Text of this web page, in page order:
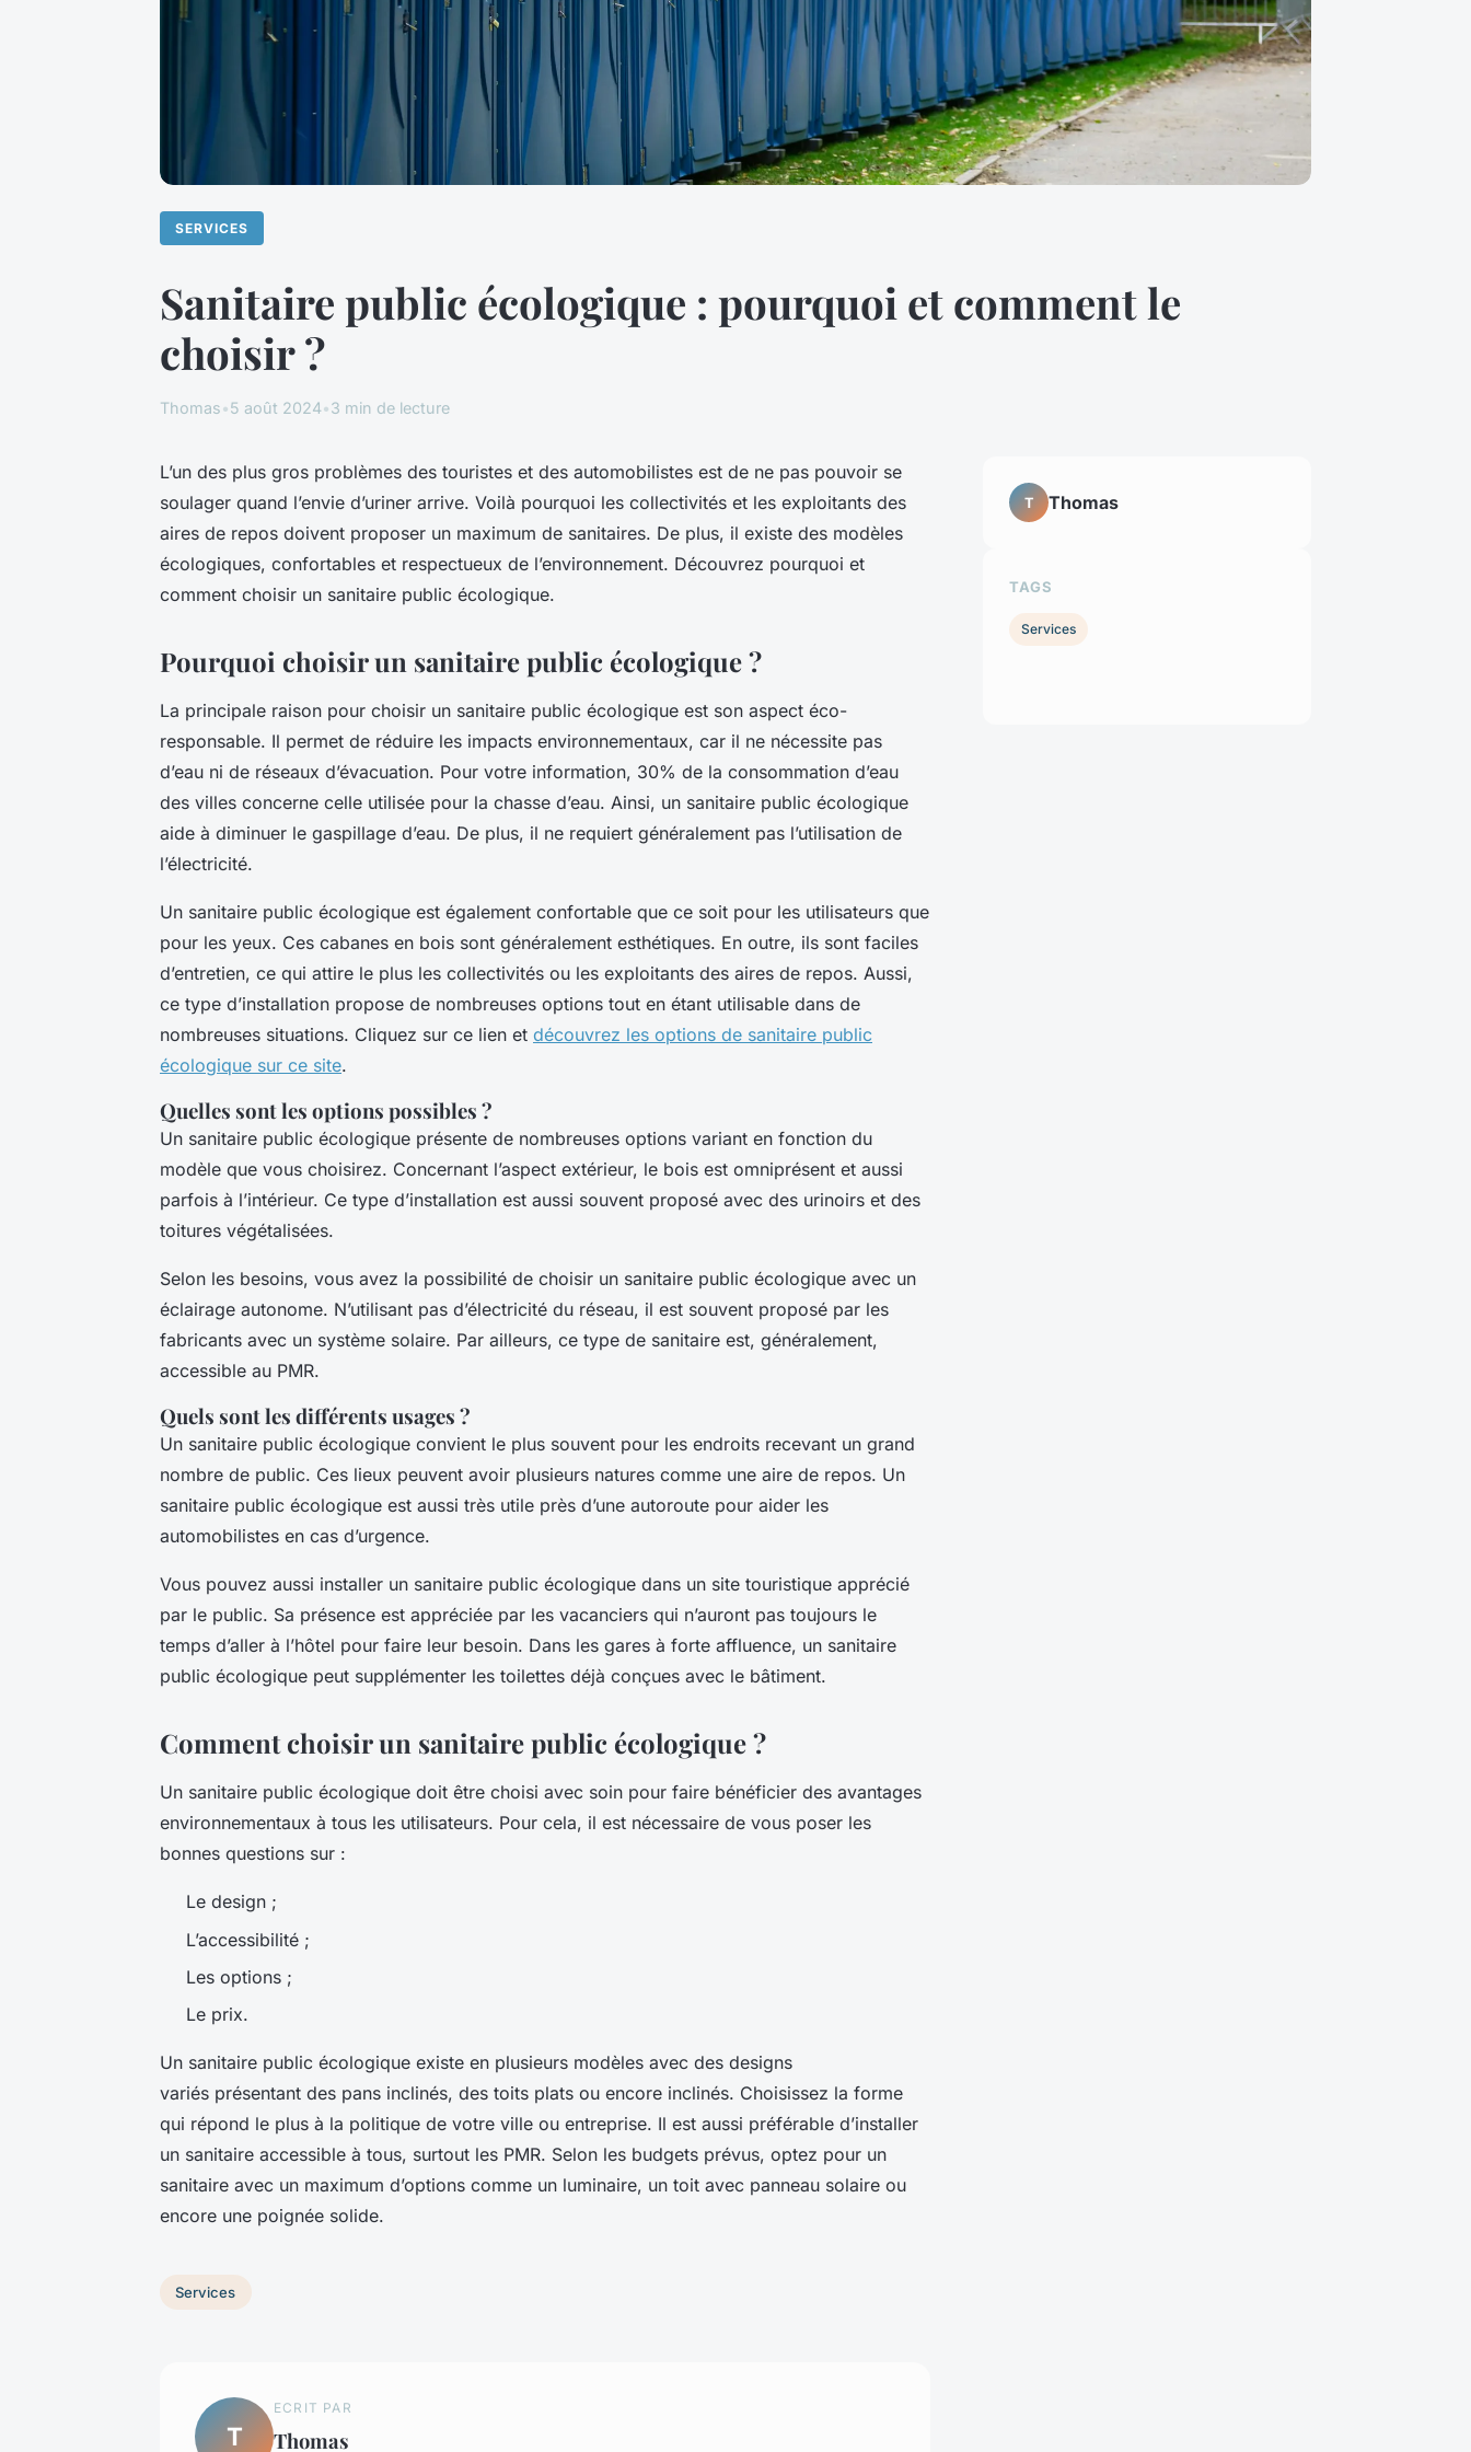
SERVICES
Sanitaire public écologique : pourquoi et comment le
choisir ?
Thomas•5 août 2024•3 min de lecture
L’un des plus gros problèmes des touristes et des automobilistes est de ne pas pouvoir se
soulager quand l’envie d’uriner arrive. Voilà pourquoi les collectivités et les exploitants des
aires de repos doivent proposer un maximum de sanitaires. De plus, il existe des modèles
écologiques, confortables et respectueux de l’environnement. Découvrez pourquoi et
comment choisir un sanitaire public écologique.
Pourquoi choisir un sanitaire public écologique ?
La principale raison pour choisir un sanitaire public écologique est son aspect éco-
responsable. Il permet de réduire les impacts environnementaux, car il ne nécessite pas
d’eau ni de réseaux d’évacuation. Pour votre information, 30% de la consommation d’eau
des villes concerne celle utilisée pour la chasse d’eau. Ainsi, un sanitaire public écologique
aide à diminuer le gaspillage d’eau. De plus, il ne requiert généralement pas l’utilisation de
l’électricité.
Un sanitaire public écologique est également confortable que ce soit pour les utilisateurs que
pour les yeux. Ces cabanes en bois sont généralement esthétiques. En outre, ils sont faciles
d’entretien, ce qui attire le plus les collectivités ou les exploitants des aires de repos. Aussi,
ce type d’installation propose de nombreuses options tout en étant utilisable dans de
nombreuses situations. Cliquez sur ce lien et découvrez les options de sanitaire public
écologique sur ce site.
Quelles sont les options possibles ?
Un sanitaire public écologique présente de nombreuses options variant en fonction du
modèle que vous choisirez. Concernant l’aspect extérieur, le bois est omniprésent et aussi
parfois à l’intérieur. Ce type d’installation est aussi souvent proposé avec des urinoirs et des
toitures végétalisées.
Selon les besoins, vous avez la possibilité de choisir un sanitaire public écologique avec un
éclairage autonome. N’utilisant pas d’électricité du réseau, il est souvent proposé par les
fabricants avec un système solaire. Par ailleurs, ce type de sanitaire est, généralement,
accessible au PMR.
Quels sont les différents usages ?
Un sanitaire public écologique convient le plus souvent pour les endroits recevant un grand
nombre de public. Ces lieux peuvent avoir plusieurs natures comme une aire de repos. Un
sanitaire public écologique est aussi très utile près d’une autoroute pour aider les
automobilistes en cas d’urgence.
Vous pouvez aussi installer un sanitaire public écologique dans un site touristique apprécié
par le public. Sa présence est appréciée par les vacanciers qui n’auront pas toujours le
temps d’aller à l’hôtel pour faire leur besoin. Dans les gares à forte affluence, un sanitaire
public écologique peut supplémenter les toilettes déjà conçues avec le bâtiment.
Comment choisir un sanitaire public écologique ?
Un sanitaire public écologique doit être choisi avec soin pour faire bénéficier des avantages
environnementaux à tous les utilisateurs. Pour cela, il est nécessaire de vous poser les
bonnes questions sur :
Le design ;
L’accessibilité ;
Les options ;
Le prix.
Un sanitaire public écologique existe en plusieurs modèles avec des designs
variés présentant des pans inclinés, des toits plats ou encore inclinés. Choisissez la forme
qui répond le plus à la politique de votre ville ou entreprise. Il est aussi préférable d’installer
un sanitaire accessible à tous, surtout les PMR. Selon les budgets prévus, optez pour un
sanitaire avec un maximum d’options comme un luminaire, un toit avec panneau solaire ou
encore une poignée solide.
Services
T
ECRIT PAR
Thomas
T Thomas
TAGS
Services